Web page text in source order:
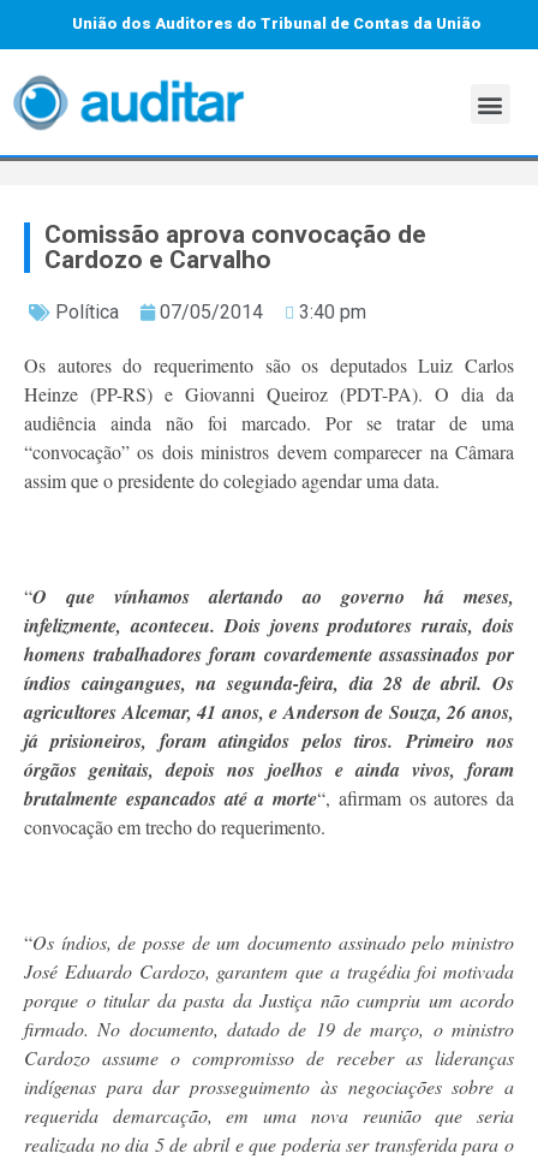
União dos Auditores do Tribunal de Contas da União
Comissão aprova convocação de
Cardozo e Carvalho
Política 07/05/2014 3:40 pm
Os autores do requerimento são os deputados Luiz Carlos
Heinze (PP-RS) e Giovanni Queiroz (PDT-PA). O dia da
audiência ainda não foi marcado. Por se tratar de uma
“convocação” os dois ministros devem comparecer na Câmara
assim que o presidente do colegiado agendar uma data.
“O que vínhamos alertando ao governo há meses,
infelizmente, aconteceu. Dois jovens produtores rurais, dois
homens trabalhadores foram covardemente assassinados por
índios caingangues, na segunda-feira, dia 28 de abril. Os
agricultores Alcemar, 41 anos, e Anderson de Souza, 26 anos,
já prisioneiros, foram atingidos pelos tiros. Primeiro nos
órgãos genitais, depois nos joelhos e ainda vivos, foram
brutalmente espancados até a morte“, afirmam os autores da
convocação em trecho do requerimento.
“Os índios, de posse de um documento assinado pelo ministro
José Eduardo Cardozo, garantem que a tragédia foi motivada
porque o titular da pasta da Justiça não cumpriu um acordo
firmado. No documento, datado de 19 de março, o ministro
Cardozo assume o compromisso de receber as lideranças
indígenas para dar prosseguimento às negociações sobre a
requerida demarcação, em uma nova reunião que seria
realizada no dia 5 de abril e que poderia ser transferida para o